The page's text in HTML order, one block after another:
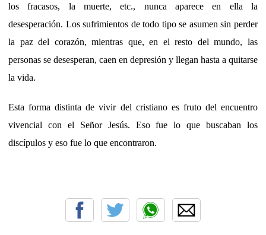
los fracasos, la muerte, etc., nunca aparece en ella la
desesperación. Los sufrimientos de todo tipo se asumen sin perder
la paz del corazón, mientras que, en el resto del mundo, las
personas se desesperan, caen en depresión y llegan hasta a quitarse
la vida.
Esta forma distinta de vivir del cristiano es fruto del encuentro
vivencial con el Señor Jesús. Eso fue lo que buscaban los
discípulos y eso fue lo que encontraron.